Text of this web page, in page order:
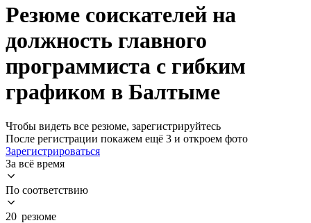
Резюме соискателей на
должность главного
программиста с гибким
графиком в Балтыме
Чтобы видеть все резюме, зарегистрируйтесь
После регистрации покажем ещё 3 и откроем фото
Зарегистрироваться
За всё время
По соответствию
20 резюме